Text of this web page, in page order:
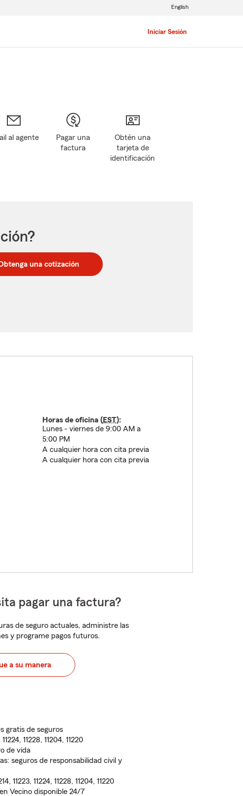
Iniciar Sesión
English
al agente
Pagar una
factura
Obtén una
tarjeta de
identificación
una cotización
Horas de oficina (EST):
Lunes - viernes de 9:00 AM a
5:00 PM
A cualquier hora con cita previa
A cualquier hora con cita previa
pagar una factura?
de seguro actuales, administre las
y programe pagos futuros.
a su manera
gratis de seguros
11228, 11204, 11220
de vida
seguros de responsabilidad civil y
11223, 11224, 11228, 11204, 11220
Vecino disponible 24/7